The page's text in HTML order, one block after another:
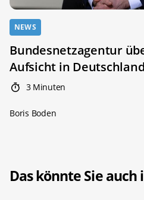
NEWS
Bundesnetzagentur
Aufsicht in Deutschland
3 Minuten
Boris Boden
Das könnte Sie